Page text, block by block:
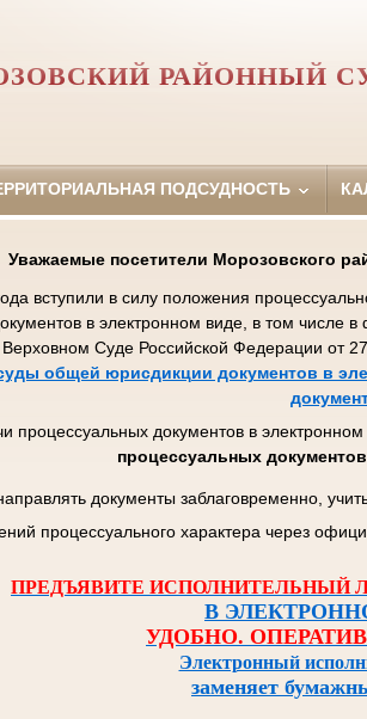
РАЙОННЫЙ
ПОДСУДНОСТЬ
Уважаемые посетители Морозовского
вступили в силу положения
в электронном виде, в том числе
Суде Российской Федерации от
общей юрисдикции документов в
процессуальных документов в
процессуальных
документы заблаговременно,
процессуального характера через
ПРЕДЪЯВИТЕ ИСПОЛНИТЕЛЬНЫЙ
В
УДОБНО.
Электронный
заменяет